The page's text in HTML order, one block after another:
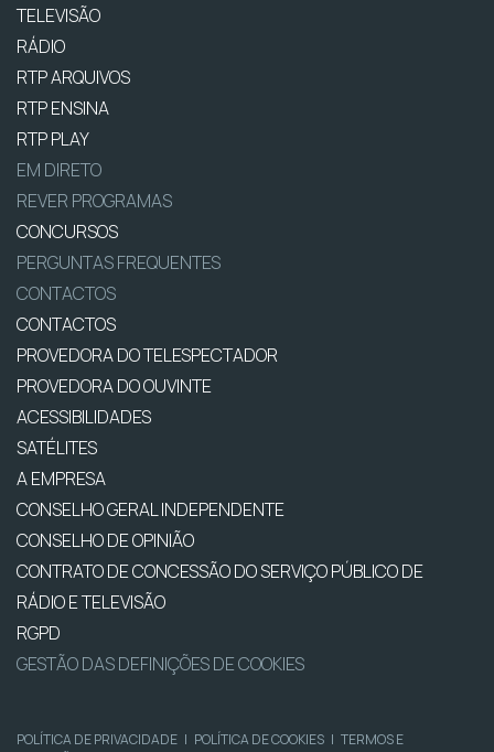
TELEVISÃO
RÁDIO
RTP ARQUIVOS
RTP ENSINA
RTP PLAY
EM DIRETO
REVER PROGRAMAS
CONCURSOS
PERGUNTAS FREQUENTES
CONTACTOS
CONTACTOS
PROVEDORA DO TELESPECTADOR
PROVEDORA DO OUVINTE
ACESSIBILIDADES
SATÉLITES
A EMPRESA
CONSELHO GERAL INDEPENDENTE
CONSELHO DE OPINIÃO
CONTRATO DE CONCESSÃO DO SERVIÇO PÚBLICO DE
RÁDIO E TELEVISÃO
RGPD
GESTÃO DAS DEFINIÇÕES DE COOKIES
POLÍTICA DE PRIVACIDADE | POLÍTICA DE COOKIES | TERMOS E